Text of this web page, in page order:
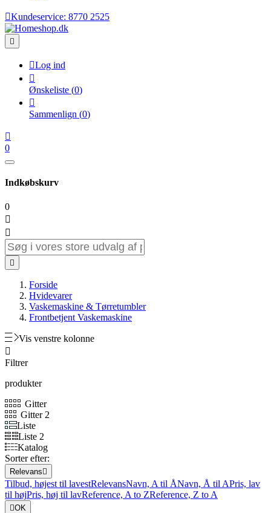
Kundeservice: 8770 2525

Log ind

Ønskeliste (0)

Sammenlign (0)

0
Indkøbskurv
0



Forside
Hvidevarer
Vaskemaskine & Tørretumbler
Frontbetjent Vaskemaskine
Vis venstre kolonne

Filtrer
produkter
Gitter
Gitter 2
Liste
Liste 2
Katalog
Sorter efter:
Relevans
Tilbud, højest til lavestRelevansNavn, A til ÅNavn, Å til APris, lav
til højPris, høj til lavReference, A to ZReference, Z to A
OK